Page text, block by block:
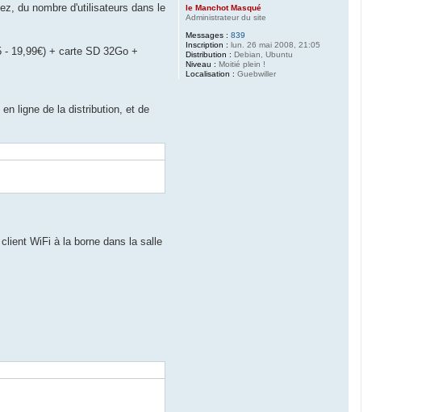
le Manchot Masqué
Administrateur du site
Messages : 839
Inscription : lun. 26 mai 2008, 21:05
Distribution : Debian, Ubuntu
Niveau : Moitié plein !
Localisation : Guebwiller
du nombre d'utilisateurs dans le
19,99€) + carte SD 32Go +
ligne de la distribution, et de
WiFi à la borne dans la salle